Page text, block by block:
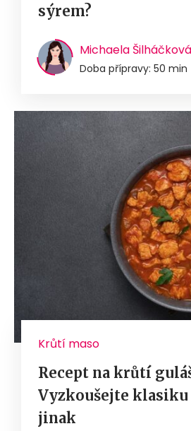
sýrem?
Michaela Šilháčková
Doba přípravy: 50 min
Krůtí maso
Recept na krůtí
Vyzkoušejte
jinak